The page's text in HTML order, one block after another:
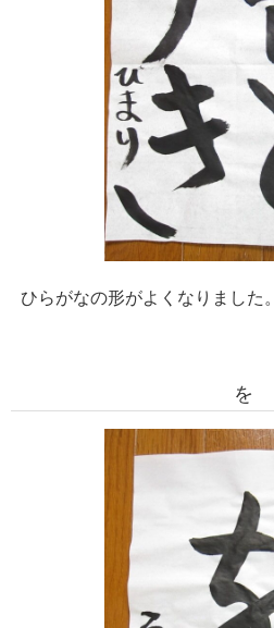
ひらがなの形がよくなりました。
を